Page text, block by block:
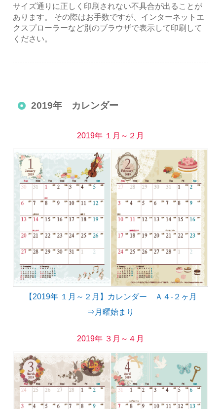
サイズ通りに正しく印刷されない不具合が出ることが
あります。 その際はお手数ですが、インターネットエ
クスプローラーなど別のブラウザで表示して印刷して
ください。
2019年 カレンダー
2019年 １月～２月
【2019年 １月～２月】カレンダー Ａ４-２ヶ月
⇒月曜始まり
2019年 ３月～４月